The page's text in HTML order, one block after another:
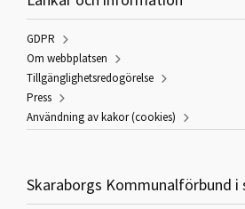
GDPR
Om webbplatsen
Tillgänglighetsredogörelse
Press
Användning av kakor (cookies)
Skaraborgs Kommunalförbund i